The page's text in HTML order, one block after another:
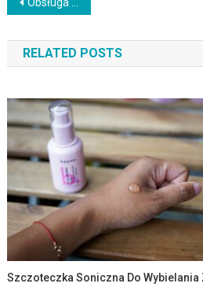
wpisu
RELATED POSTS
Szczoteczka Soniczna Do Wybielania